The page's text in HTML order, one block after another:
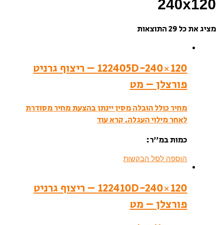
240x120
מציג את כל 29 התוצאות
122405D-240×120 – ריצוף גרניט
פורצלן – מט
מחיר כולל הובלה מסין יינתן בהצעת מחיר מסודרת
לאחר מילוי העגלה.קרא עוד
כמות במ”ר:
הוספה לסל הבקשות
122410D-240×120 – ריצוף גרניט
פורצלן – מט